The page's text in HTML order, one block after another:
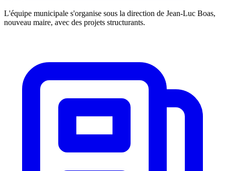
L'équipe municipale s'organise sous la direction de Jean-Luc Boas,
nouveau maire, avec des projets structurants.